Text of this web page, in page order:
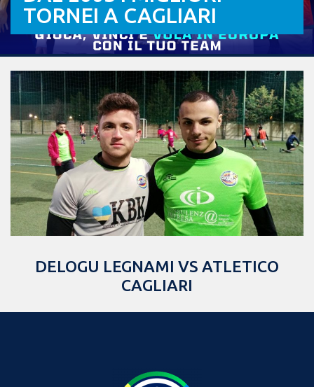
TORNEI A CAGLIARI
DELOGU LEGNAMI VS ATLETICO
CAGLIARI